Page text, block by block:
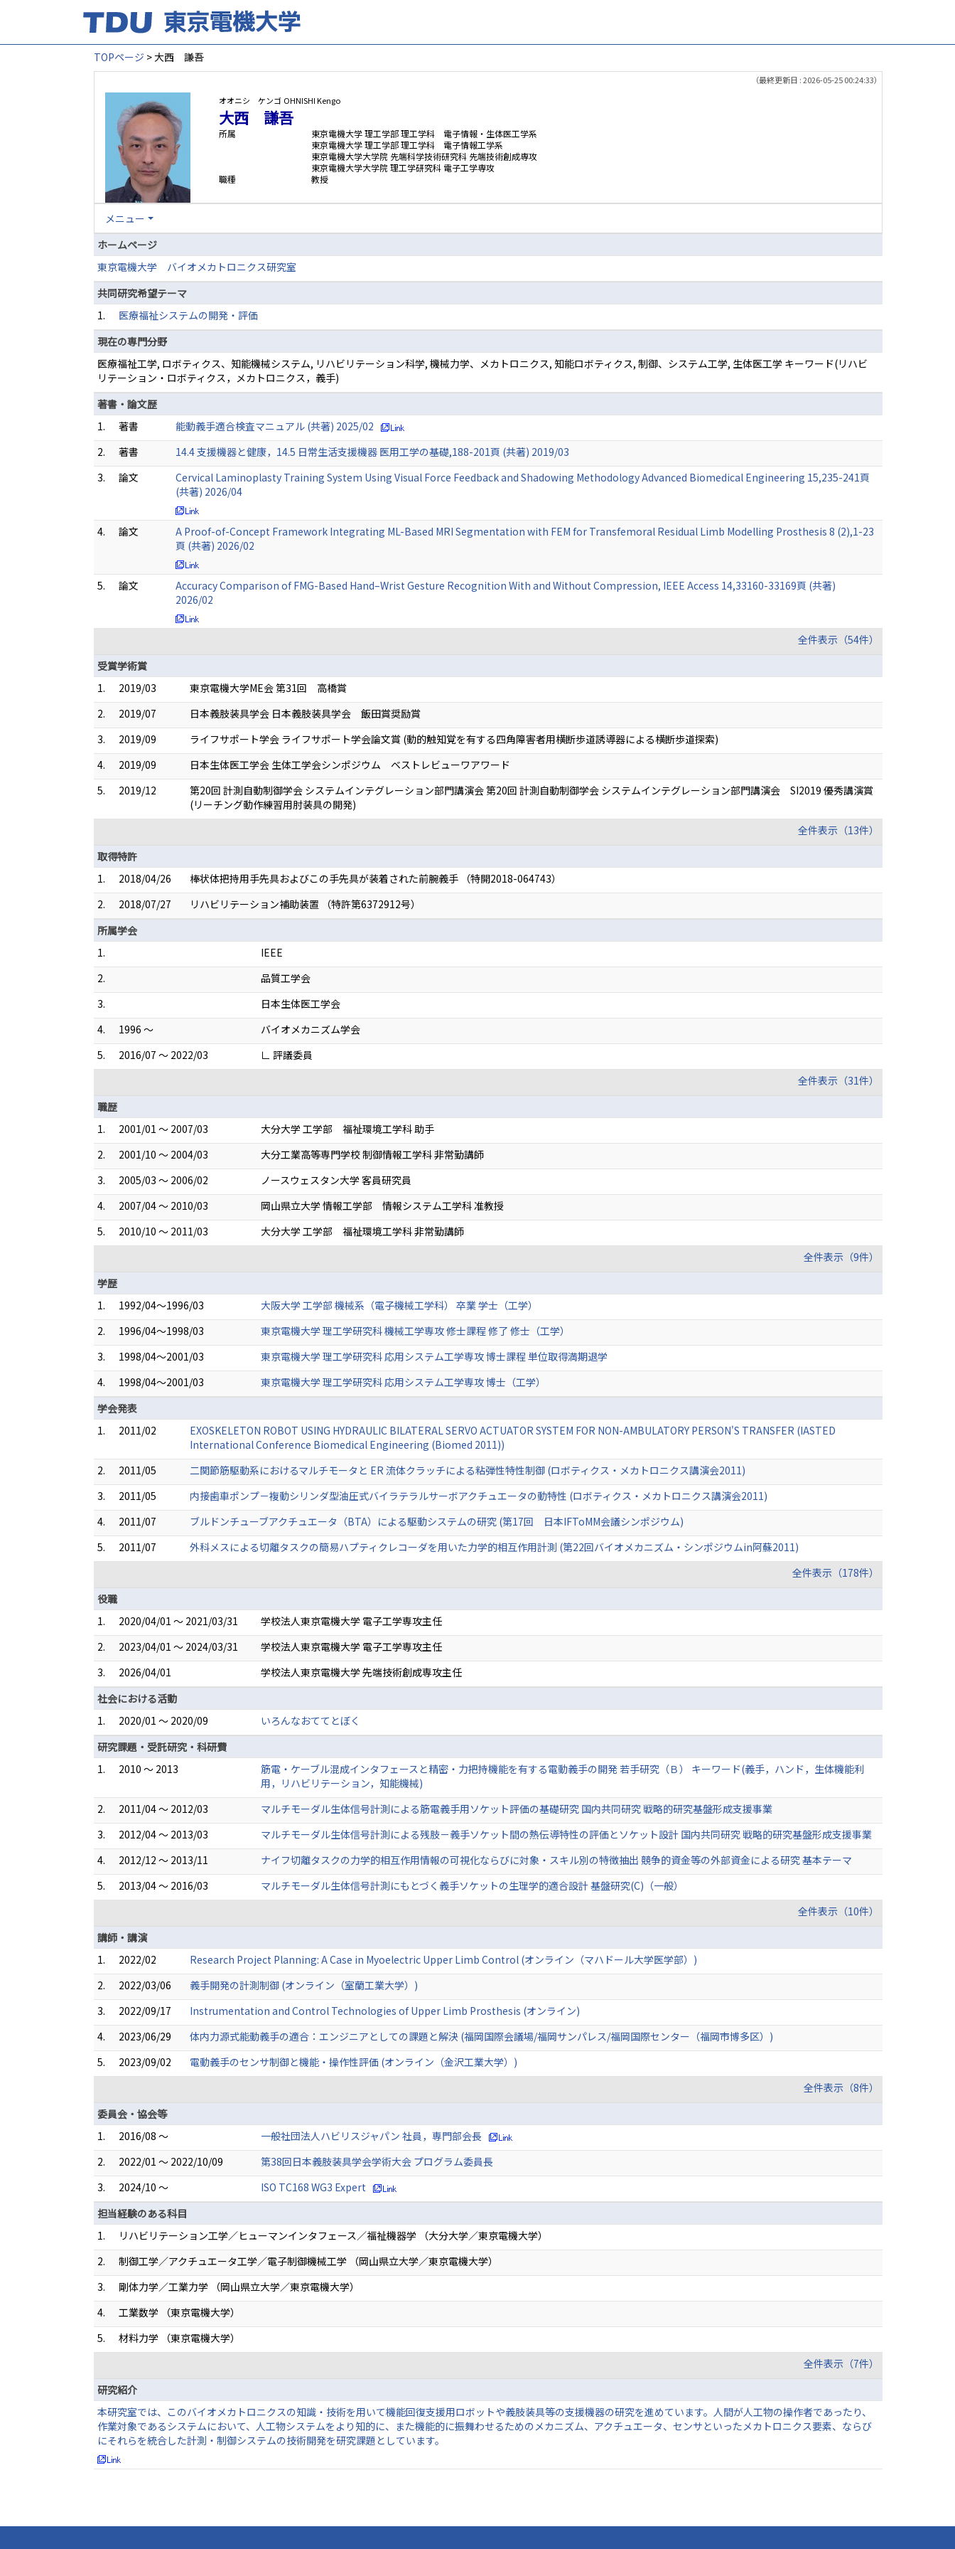
TOPページ > 大西 謙吾
（最終更新日 : 2026-05-25 00:24:33）
オオニシ ケンゴ OHNISHI Kengo
大西 謙吾
所属
東京電機大学 理工学部 理工学科 電子情報・生体医工学系
東京電機大学 理工学部 理工学科 電子情報工学系
東京電機大学大学院 先端科学技術研究科 先端技術創成専攻
東京電機大学大学院 理工学研究科 電子工学専攻
職種
教授
メニュー
ホームページ
東京電機大学 バイオメカトロニクス研究室
共同研究希望テーマ
1.
医療福祉システムの開発・評価
現在の専門分野
医療福祉工学, ロボティクス、知能機械システム, リハビリテーション科学, 機械力学、メカトロニクス, 知能ロボティクス, 制御、システム工学, 生体医工学 キーワード(リハビ
リテーション・ロボティクス，メカトロニクス，義手)
著書・論文歴
1.
著書
能動義手適合検査マニュアル (共著) 2025/02
2.
著書
14.4 支援機器と健康，14.5 日常生活支援機器 医用工学の基礎,188-201頁 (共著) 2019/03
3.
論文
Cervical Laminoplasty Training System Using Visual Force Feedback and Shadowing Methodology Advanced Biomedical Engineering 15,235-241頁
(共著) 2026/04
4. 論文
A Proof-of-Concept Framework Integrating ML-Based MRI Segmentation with FEM for Transfemoral Residual Limb Modelling Prosthesis 8 (2),1-23
頁 (共著) 2026/02
5. 論文
Accuracy Comparison of FMG-Based Hand–Wrist Gesture Recognition With and Without Compression, IEEE Access 14,33160-33169頁 (共著)
2026/02
全件表示（54件）
受賞学術賞
1.
2019/03
東京電機大学ME会 第31回 高橋賞
2.
2019/07
日本義肢装具学会 日本義肢装具学会 飯田賞奨励賞
3.
2019/09
ライフサポート学会 ライフサポート学会論文賞 (動的触知覚を有する四角障害者用横断歩道誘導器による横断歩道探索)
4.
2019/09
日本生体医工学会 生体工学会シンポジウム ベストレビューワアワード
5.
2019/12
第20回 計測自動制御学会 システムインテグレーション部門講演会 第20回 計測自動制御学会 システムインテグレーション部門講演会 SI2019 優秀講演賞
(リーチング動作練習用肘装具の開発)
全件表示（13件）
取得特許
1.
2018/04/26
棒状体把持用手先具およびこの手先具が装着された前腕義手 （特開2018-064743）
2.
2018/07/27
リハビリテーション補助装置 （特許第6372912号）
所属学会
1.
IEEE
2.
品質工学会
3.
日本生体医工学会
4.
1996 ～
バイオメカニズム学会
5.
2016/07 ～ 2022/03
∟ 評議委員
全件表示（31件）
職歴
1.
2001/01 ～ 2007/03
大分大学 工学部 福祉環境工学科 助手
2.
2001/10 ～ 2004/03
大分工業高等専門学校 制御情報工学科 非常勤講師
3.
2005/03 ～ 2006/02
ノースウェスタン大学 客員研究員
4.
2007/04 ～ 2010/03
岡山県立大学 情報工学部 情報システム工学科 准教授
5.
2010/10 ～ 2011/03
大分大学 工学部 福祉環境工学科 非常勤講師
全件表示（9件）
学歴
1.
1992/04～1996/03
大阪大学 工学部 機械系（電子機械工学科） 卒業 学士（工学）
2.
1996/04～1998/03
東京電機大学 理工学研究科 機械工学専攻 修士課程 修了 修士（工学）
3.
1998/04～2001/03
東京電機大学 理工学研究科 応用システム工学専攻 博士課程 単位取得満期退学
4.
1998/04～2001/03
東京電機大学 理工学研究科 応用システム工学専攻 博士（工学）
学会発表
1.
2011/02
EXOSKELETON ROBOT USING HYDRAULIC BILATERAL SERVO ACTUATOR SYSTEM FOR NON-AMBULATORY PERSON'S TRANSFER (IASTED
International Conference Biomedical Engineering (Biomed 2011))
2.
2011/05
二関節筋駆動系におけるマルチモータと ER 流体クラッチによる粘弾性特性制御 (ロボティクス・メカトロニクス講演会2011)
3.
2011/05
内接歯車ポンプ－複動シリンダ型油圧式バイラテラルサーボアクチュエータの動特性 (ロボティクス・メカトロニクス講演会2011)
4.
2011/07
ブルドンチューブアクチュエータ（BTA）による駆動システムの研究 (第17回 日本IFToMM会議シンポジウム)
5.
2011/07
外科メスによる切離タスクの簡易ハプティクレコーダを用いた力学的相互作用計測 (第22回バイオメカニズム・シンポジウムin阿蘇2011)
全件表示（178件）
役職
1.
2020/04/01 ～ 2021/03/31
学校法人東京電機大学 電子工学専攻主任
2.
2023/04/01 ～ 2024/03/31
学校法人東京電機大学 電子工学専攻主任
3.
2026/04/01
学校法人東京電機大学 先端技術創成専攻主任
社会における活動
1.
2020/01 ～ 2020/09
いろんなおててとぼく
研究課題・受託研究・科研費
1.
2010 ～ 2013
筋電・ケーブル混成インタフェースと精密・力把持機能を有する電動義手の開発 若手研究（Ｂ） キーワード(義手，ハンド，生体機能利
用，リハビリテーション，知能機械)
2.
2011/04 ～ 2012/03
マルチモーダル生体信号計測による筋電義手用ソケット評価の基礎研究 国内共同研究 戦略的研究基盤形成支援事業
3.
2012/04 ～ 2013/03
マルチモーダル生体信号計測による残肢－義手ソケット間の熱伝導特性の評価とソケット設計 国内共同研究 戦略的研究基盤形成支援事業
4.
2012/12 ～ 2013/11
ナイフ切離タスクの力学的相互作用情報の可視化ならびに対象・スキル別の特徴抽出 競争的資金等の外部資金による研究 基本テーマ
5.
2013/04 ～ 2016/03
マルチモーダル生体信号計測にもとづく義手ソケットの生理学的適合設計 基盤研究(C)（一般）
全件表示（10件）
講師・講演
1.
2022/02
Research Project Planning: A Case in Myoelectric Upper Limb Control (オンライン（マハドール大学医学部）)
2.
2022/03/06
義手開発の計測制御 (オンライン（室蘭工業大学）)
3.
2022/09/17
Instrumentation and Control Technologies of Upper Limb Prosthesis (オンライン)
4.
2023/06/29
体内力源式能動義手の適合：エンジニアとしての課題と解決 (福岡国際会議場/福岡サンパレス/福岡国際センター（福岡市博多区）)
5.
2023/09/02
電動義手のセンサ制御と機能・操作性評価 (オンライン（金沢工業大学）)
全件表示（8件）
委員会・協会等
1.
2016/08 ～
一般社団法人ハビリスジャパン 社員，専門部会長
2.
2022/01 ～ 2022/10/09
第38回日本義肢装具学会学術大会 プログラム委員長
3.
2024/10 ～
ISO TC168 WG3 Expert
担当経験のある科目
1.
リハビリテーション工学／ヒューマンインタフェース／福祉機器学 （大分大学／東京電機大学）
2.
制御工学／アクチュエータ工学／電子制御機械工学 （岡山県立大学／東京電機大学）
3.
剛体力学／工業力学 （岡山県立大学／東京電機大学）
4.
工業数学 （東京電機大学）
5.
材料力学 （東京電機大学）
全件表示（7件）
研究紹介
本研究室では、このバイオメカトロニクスの知識・技術を用いて機能回復支援用ロボットや義肢装具等の支援機器の研究を進めています。人間が人工物の操作者であったり、
作業対象であるシステムにおいて、人工物システムをより知的に、また機能的に振舞わせるためのメカニズム、アクチュエータ、センサといったメカトロニクス要素、ならび
にそれらを統合した計測・制御システムの技術開発を研究課題としています。